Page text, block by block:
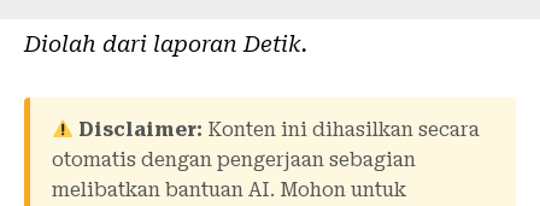
Diolah dari laporan Detik.
Disclaimer: Konten ini dihasilkan secara
otomatis dengan pengerjaan sebagian
melibatkan bantuan AI. Mohon untuk